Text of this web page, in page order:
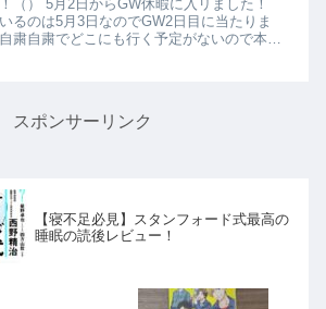
（） 5月2日からGW休暇に入リました！
るのは5月3日なのでGW2日目に当たりま
粛自粛でどこにも行く予定がないので本を
スポンサーリンク
【寝不足必見】スタンフォード式最高の
睡眠の読後レビュー！